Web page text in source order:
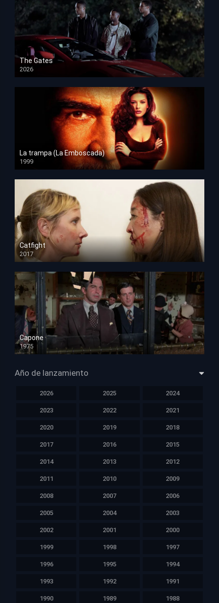
The Gates
2026
HD 1080p
La trampa (La Emboscada)
1999
HD 1080p
Catfight
2017
HD 720p
Capone
1975
HD 1080p
Año de lanzamiento
2026 2025 2024
2023 2022 2021
2020 2019 2018
2017 2016 2015
2014 2013 2012
2011 2010 2009
2008 2007 2006
2005 2004 2003
2002 2001 2000
1999 1998 1997
1996 1995 1994
1993 1992 1991
1990 1989 1988